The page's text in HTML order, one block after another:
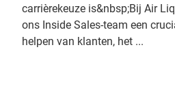
carrièrekeuze is&nbsp;Bij Air
ons Inside Sales-team een
helpen van klanten, het ...